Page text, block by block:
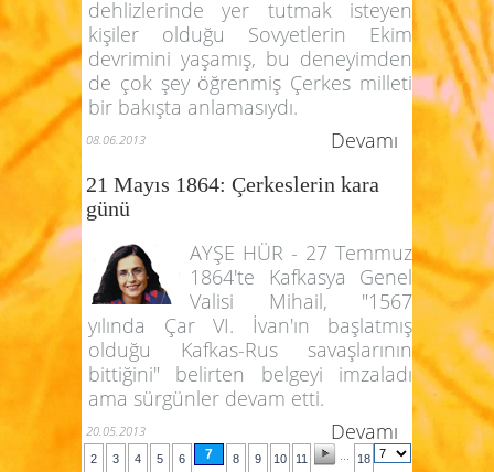
dehlizlerinde yer tutmak isteyen
kişiler olduğu Sovyetlerin Ekim
devrimini yaşamış, bu deneyimden
de çok şey öğrenmiş Çerkes milleti
bir bakışta anlamasıydı.
08.06.2013 Devamı
21 Mayıs 1864: Çerkeslerin kara
günü
AYŞE HÜR - 27 Temmuz
1864'te Kafkasya Genel
Valisi Mihail, "1567
yılında Çar VI. İvan'ın başlatmış
olduğu Kafkas-Rus savaşlarının
bittiğini" belirten belgeyi imzaladı
ama sürgünler devam etti.
20.05.2013 Devamı
2 3 4 5 6 7 8 9 10 11 18